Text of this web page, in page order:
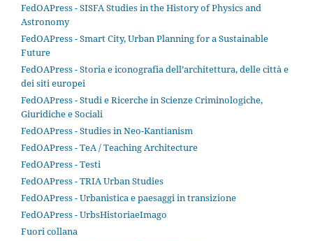
FedOAPress - SISFA Studies in the History of Physics and
Astronomy
FedOAPress - Smart City, Urban Planning for a Sustainable
Future
FedOAPress - Storia e iconografia dell’architettura, delle città e
dei siti europei
FedOAPress - Studi e Ricerche in Scienze Criminologiche,
Giuridiche e Sociali
FedOAPress - Studies in Neo-Kantianism
FedOAPress - TeA / Teaching Architecture
FedOAPress - Testi
FedOAPress - TRIA Urban Studies
FedOAPress - Urbanistica e paesaggi in transizione
FedOAPress - UrbsHistoriaeImago
Fuori collana